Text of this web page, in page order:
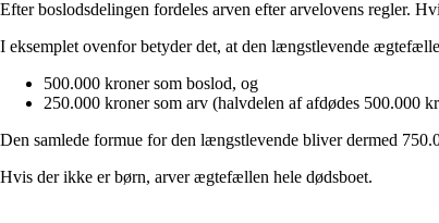
Efter boslodsdelingen fordeles arven efter arvelovens regler.
I eksemplet ovenfor betyder det, at den længstlevende
500.000 kroner som boslod, og
250.000 kroner som arv (halvdelen af afdødes 500.000
Den samlede formue for den længstlevende bliver dermed
Hvis der ikke er børn, arver ægtefællen hele dødsboet.